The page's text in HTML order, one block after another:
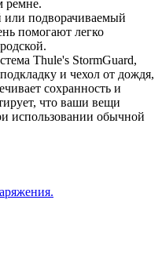
ремне.
или подворачиваемый
помогают легко
Thule's StormGuard,
и чехол от дождя,
сохранность и
что ваши вещи
использовании обычной